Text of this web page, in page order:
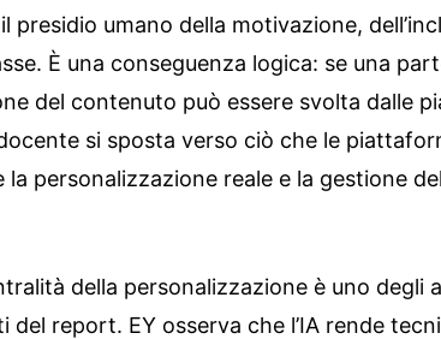
presidio umano della motivazione,
È una conseguenza logica: se una
del contenuto può essere svolta dalle
si sposta verso ciò che le
la personalizzazione reale e la gestione
della personalizzazione è uno degli
del report. EY osserva che l’IA rende